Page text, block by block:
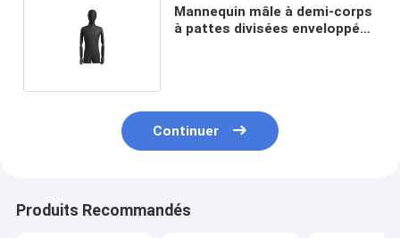
Mannequin mâle à demi-corps
à pattes divisées enveloppé
Continuer
Produits Recommandés